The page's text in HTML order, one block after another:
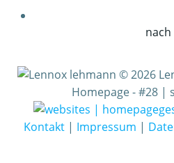
© 2026
Homepage - #28 |
Kontakt| Impressum |